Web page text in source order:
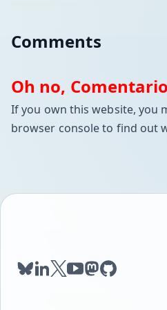
Comments
Oh no,
If you own this website, you
browser console to find out
bluesky
linkedin
twitter
youtube
mastodon
github